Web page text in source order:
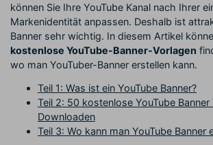
Blog
können Sie Ihre YouTube Kanal nach Ihrer
Markenidentität anpassen. Deshalb ist
Banner sehr wichtig. In diesem Artikel
kostenlose YouTube-Banner-Vorlagen
wo man YouTuber-Banner erstellen kann.
Teil 1: Was ist ein YouTube Banner?
Teil 2: 50 kostenlose YouTube Banner
Downloaden
Teil 3: Wo kann man YouTube Banner